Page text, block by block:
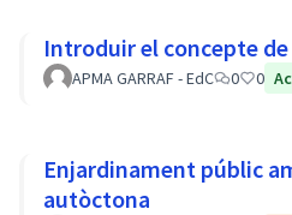
Introduir el concepte
APMA GARRAF - EdC 0 0
Enjardinament públic
autòctona